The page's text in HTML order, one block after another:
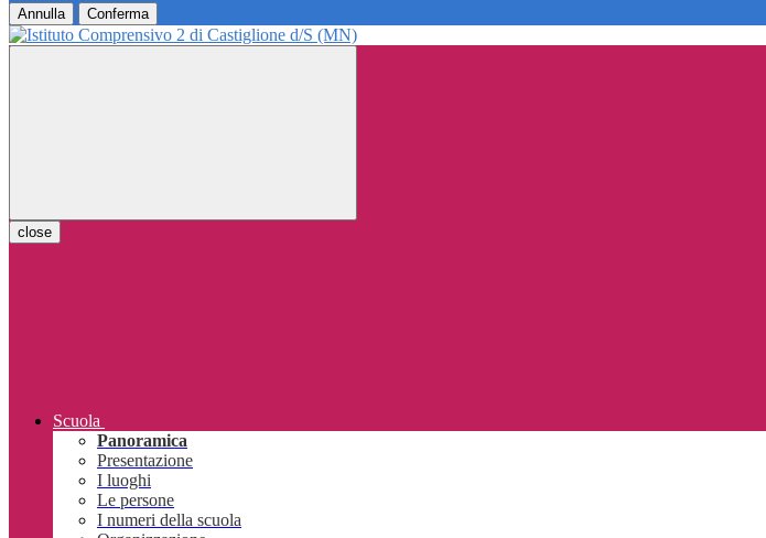
Annulla Conferma
close
Scuola
Panoramica
Presentazione
I luoghi
Le persone
I numeri della scuola